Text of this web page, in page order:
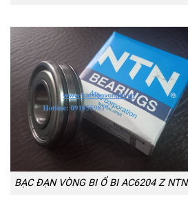
BẠC ĐẠN VÒNG BI Ổ BI AC6204 Z NTN